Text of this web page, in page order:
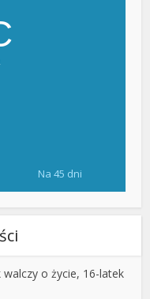
Na 45 dni
o życie, 16-latek